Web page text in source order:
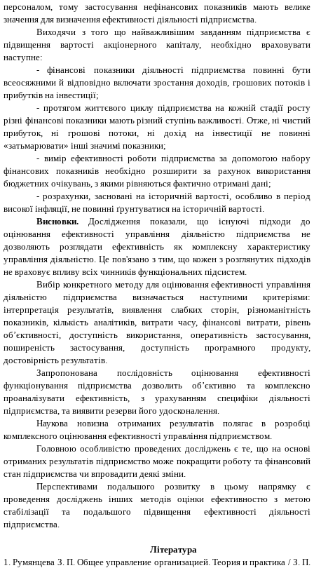
персоналом, тому застосування нефінансових показників мають велике
значення для визначення ефективності діяльності підприємства.
Виходячи з того що найважливішим завданням підприємства є
підвищення вартості акціонерного капіталу, необхідно враховувати
наступне:
-
фінансові показники діяльності підприємства повинні бути
всеосяжними й відповідно включати зростання доходів, грошових потоків і
прибутків на інвестиції;
- протягом життєвого циклу підприємства на кожній стадії росту
різні фінансові показники мають різний ступінь важливості. Отже, ні чистий
прибуток, ні грошові потоки, ні дохід на інвестиції не повинні
«затьмарювати» інші значимі показники;
- вимір ефективності роботи підприємства за допомогою набору
фінансових показників необхідно розширити за рахунок використання
бюджетних очікувань, з якими рівняються фактично отримані дані;
- розрахунки, засновані на історичній вартості, особливо в період
високої інфляції, не повинні ґрунтуватися на історичній вартості.
Висновки.
Дослідження показали, що існуючі підходи до
оцінювання ефективності управління діяльністю підприємства не
дозволяють розглядати ефективність як комплексну характеристику
управління діяльністю. Це пов'язано з тим, що кожен з розглянутих підходів
не враховує впливу всіх чинників функціональних підсистем.
Вибір конкретного методу для оцінювання ефективності управління
діяльністю підприємства визначається наступними критеріями:
інтерпретація результатів, виявлення слабких сторін, різноманітність
показників, кількість аналітиків, витрати часу, фінансові витрати, рівень
об’єктивності, доступність використання, оперативність застосування,
поширеність застосування, доступність програмного продукту,
достовірність результатів.
Запропонована послідовність оцінювання ефективності
функціонування підприємства дозволить об’єктивно та комплексно
проаналізувати ефективність, з урахуванням специфіки діяльності
підприємства, та виявити резерви його удосконалення.
Наукова новизна отриманих результатів полягає в розробці
комплексного оцінювання ефективності управління підприємством.
Головною особливістю проведених досліджень є те, що на основі
отриманих результатів підприємство може покращити роботу та фінансовий
стан підприємства чи впровадити деякі зміни.
Перспективами подальшого розвитку в цьому напрямку є
проведення досліджень інших методів оцінки ефективностю з метою
стабілізації та подальшого підвищення ефективності діяльності
підприємства.
Література
1. Румянцева З. П. Общее управление организацией. Теория и практика / З. П.